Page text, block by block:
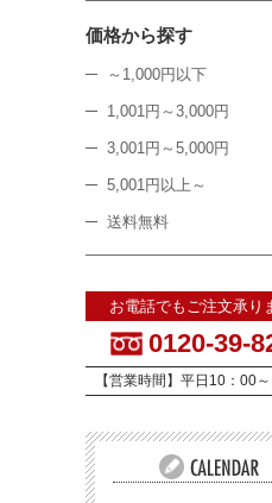
価格から探す
～1,000円以下
1,001円～3,000円
3,001円～5,000円
5,001円以上～
送料無料
お電話でもご注文承り
0120-39-
【営業時間】平日10：00